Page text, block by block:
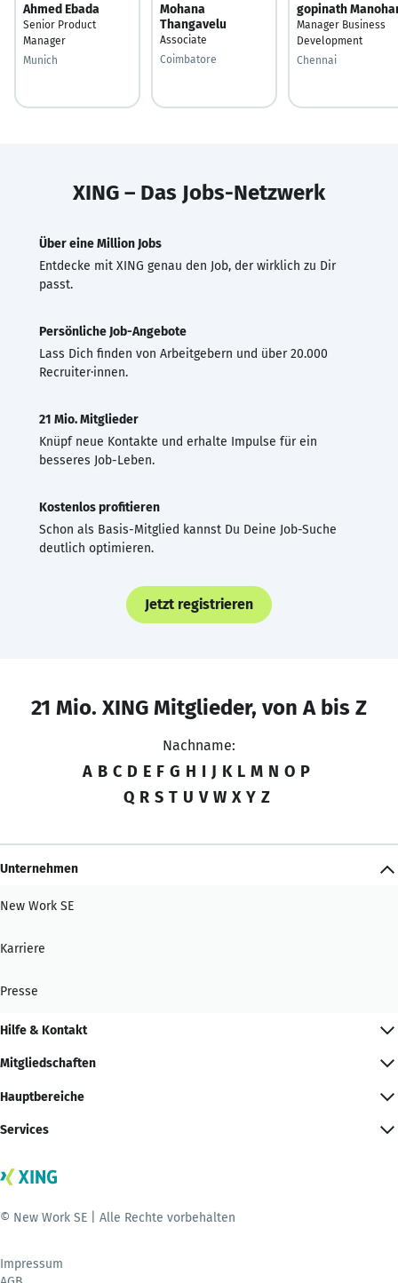
Ahmed Ebada
Senior Product
Manager
Munich
Mohana
Thangavelu
Associate
Coimbatore
gopinath
Manager Business
Development
Chennai
XING – Das Jobs-Netzwerk
Über eine Million Jobs
Entdecke mit XING genau den Job, der wirklich zu Dir
passt.
Persönliche Job-Angebote
Lass Dich finden von Arbeitgebern und über 20.000
Recruiter·innen.
21 Mio. Mitglieder
Knüpf neue Kontakte und erhalte Impulse für ein
besseres Job-Leben.
Kostenlos profitieren
Schon als Basis-Mitglied kannst Du Deine Job-Suche
deutlich optimieren.
Jetzt registrieren
21 Mio. XING Mitglieder, von A bis Z
Nachname:
A B C D E F G H I J K L M N O P
Q R S T U V W X Y Z
Unternehmen
New Work SE
Karriere
Presse
Hilfe & Kontakt
Mitgliedschaften
Hauptbereiche
Services
© New Work SE | Alle Rechte vorbehalten
Impressum